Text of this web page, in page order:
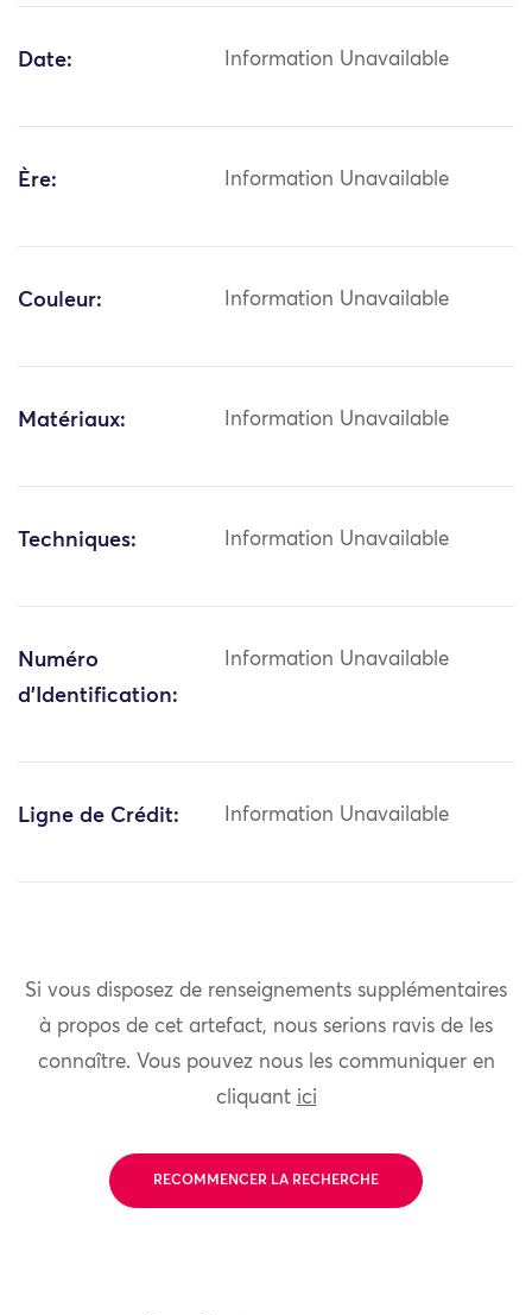
Date: Information Unavailable
Ère: Information Unavailable
Couleur: Information Unavailable
Matériaux: Information Unavailable
Techniques: Information Unavailable
Numéro
d'Identification:
Information Unavailable
Ligne de Crédit: Information Unavailable
Si vous disposez de renseignements supplémentaires
à propos de cet artefact, nous serions ravis de les
connaître. Vous pouvez nous les communiquer en
cliquant ici
RECOMMENCER LA RECHERCHE